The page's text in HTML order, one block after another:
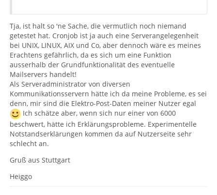
Tja, ist halt so 'ne Sache, die vermutlich noch niemand
getestet hat. Cronjob ist ja auch eine Serverangelegenheit
bei UNIX, LINUX, AIX und Co, aber dennoch wäre es meines
Erachtens gefährlich, da es sich um eine Funktion
ausserhalb der Grundfunktionalität des eventuelle
Mailservers handelt!
Als Serveradministrator von diversen
Kommunikationsservern hätte ich da meine Probleme, es sei
denn, mir sind die Elektro-Post-Daten meiner Nutzer egal
Ich schätze aber, wenn sich nur einer von 6000
beschwert, hätte ich Erklärungsprobleme. Experimentelle
Notstandserklärungen kommen da auf Nutzerseite sehr
schlecht an.
Gruß aus Stuttgart
Heiggo